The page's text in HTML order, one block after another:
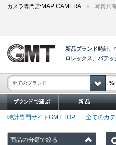
カメラ専門店: MAP CAMERA 写真共
新品ブランド時計
ロレックス、パテ
全てのブランド
時計専門サイトGMT TOP
全てのカテ
商品の分類で絞る